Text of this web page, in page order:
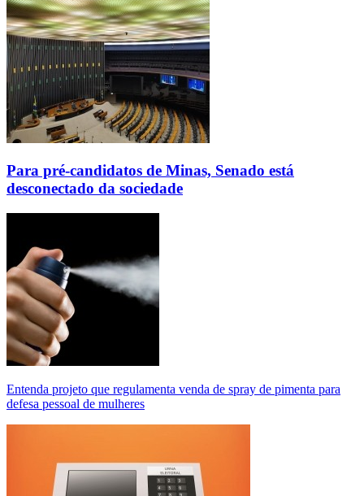
Para pré-candidatos de Minas, Senado está
desconectado da sociedade
Entenda projeto que regulamenta venda de spray de pimenta para
defesa pessoal de mulheres